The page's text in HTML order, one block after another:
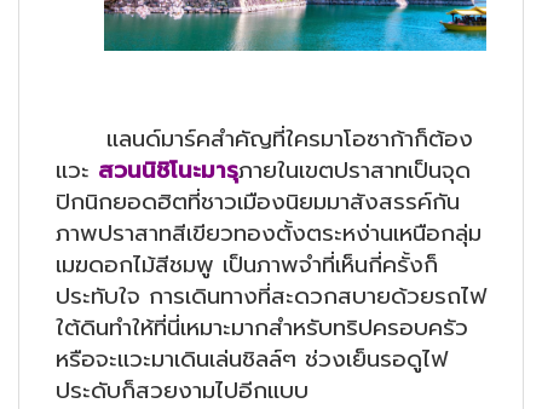
แลนด์มาร์คสำคัญที่ใครมาโอซาก้าก็ต้อง
แวะ สวนนิชิโนะมารุภายในเขตปราสาทเป็นจุด
ปิกนิกยอดฮิตที่ชาวเมืองนิยมมาสังสรรค์กัน
ภาพปราสาทสีเขียวทองตั้งตระหง่านเหนือกลุ่ม
เมฆดอกไม้สีชมพู เป็นภาพจำที่เห็นกี่ครั้งก็
ประทับใจ การเดินทางที่สะดวกสบายด้วยรถไฟ
ใต้ดินทำให้ที่นี่เหมาะมากสำหรับทริปครอบครัว
หรือจะแวะมาเดินเล่นชิลล์ๆ ช่วงเย็นรอดูไฟ
ประดับก็สวยงามไปอีกแบบ